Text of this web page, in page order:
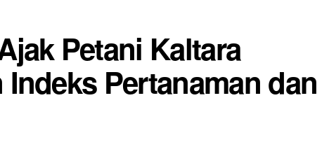
Petani Kaltara
Pertanaman dan